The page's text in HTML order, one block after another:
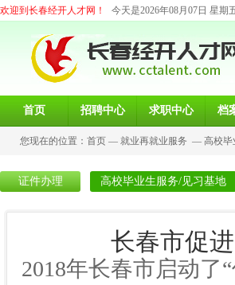
欢迎到长春经开人才网！ 今天是2026年08月07日 星期
首页 招聘中心 求职中心 档
您现在的位置： 首页 — 就业再就业服务 — 高校毕
证件办理 高校毕业生服务/见习基地
长春市促
2018年长春市启动了